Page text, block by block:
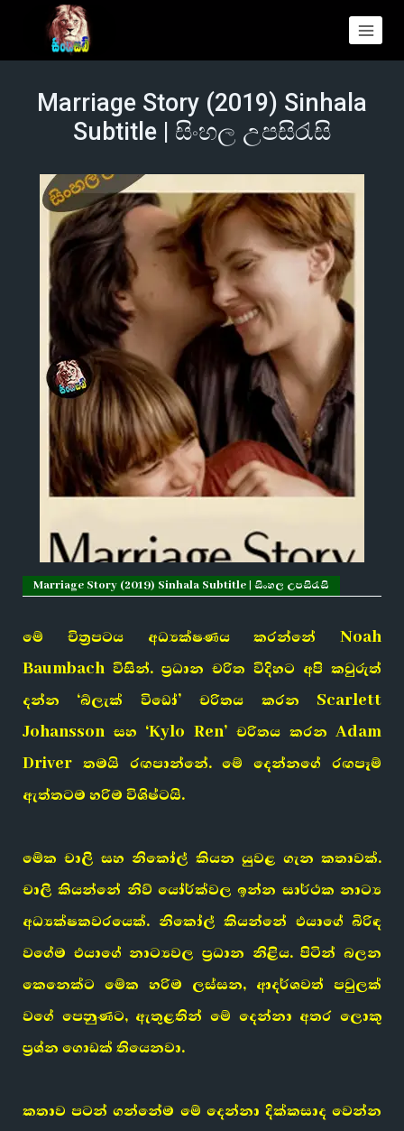
Marriage Story (2019) Sinhala
Subtitle | සිංහල උපසිරැසි
Marriage Story (2019) Sinhala Subtitle | සිංහල උපසිරැසි
මේ චිත්‍රපටය අධ්‍යක්ෂණය කරන්නේ Noah
Baumbach විසින්. ප්‍රධාන චරිත විදිහට අපි කවුරුත්
දන්න ‘බ්ලැක් විඩෝ’ චරිතය කරන Scarlett
Johansson සහ ‘Kylo Ren’ චරිතය කරන Adam
Driver තමයි රඟපාන්නේ. මේ දෙන්නගේ රඟපෑම්
ඇත්තටම හරිම විශිෂ්ටයි.
මේක චාලි සහ නිකෝල් කියන යුවළ ගැන කතාවක්.
චාලි කියන්නේ නිව් යෝර්ක්වල ඉන්න සාර්ථක නාට්‍ය
අධ්‍යක්ෂකවරයෙක්. නිකෝල් කියන්නේ එයාගේ බිරිඳ
වගේම එයාගේ නාට්‍යවල ප්‍රධාන නිළිය. පිටින් බලන
කෙනෙක්ට මේක හරිම ලස්සන, ආදර්ශවත් පවුලක්
වගේ පෙනුණට, ඇතුළතින් මේ දෙන්නා අතර ලොකු
ප්‍රශ්න ගොඩක් තියෙනවා.
කතාව පටන් ගන්නේම මේ දෙන්නා දික්කසාද වෙන්න